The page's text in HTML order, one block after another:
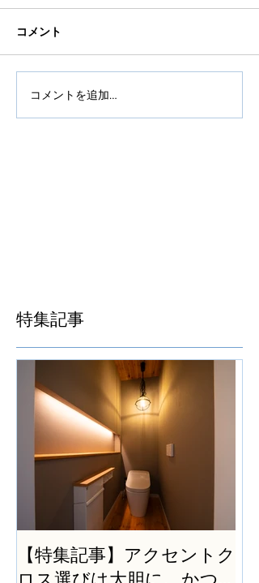
コメント
コメントを追加…
特集記事
【特集記事】アクセントク